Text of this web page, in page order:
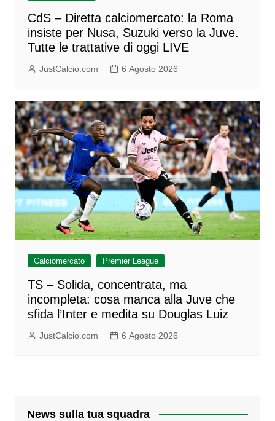
CdS – Diretta calciomercato: la Roma
insiste per Nusa, Suzuki verso la Juve.
Tutte le trattative di oggi LIVE
JustCalcio.com 6 Agosto 2026
Calciomercato Premier League
TS – Solida, concentrata, ma
incompleta: cosa manca alla Juve che
sfida l’Inter e medita su Douglas Luiz
JustCalcio.com 6 Agosto 2026
News sulla tua squadra